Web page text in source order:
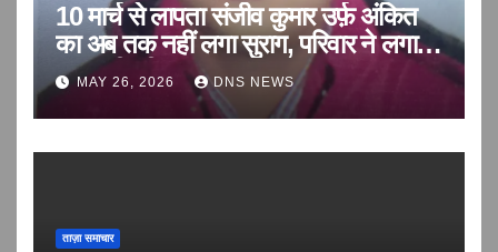
10 मार्च से लापता संजीव कुमार उर्फ़ अंकित
का अब तक नहीं लगा सुराग, परिवार ने लगाई
बरामदगी की गुहार
MAY 26, 2026 DNS NEWS
ताज़ा समाचार